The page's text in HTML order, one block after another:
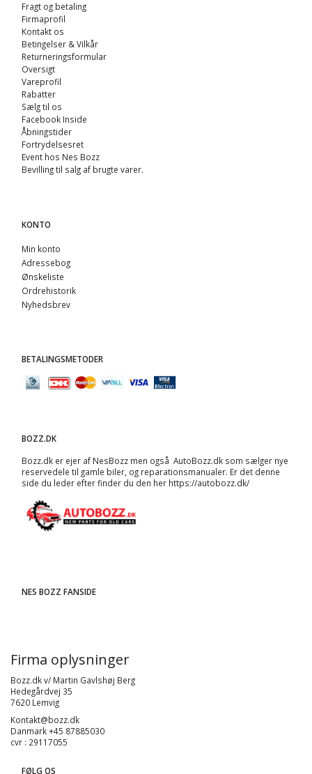
Fragt og betaling
Firmaprofil
Kontakt os
Betingelser & Vilkår
Returneringsformular
Oversigt
Vareprofil
Rabatter
Sælg til os
Facebook Inside
Åbningstider
Fortrydelsesret
Event hos Nes Bozz
Bevilling til salg af brugte varer.
KONTO
Min konto
Adressebog
Ønskeliste
Ordrehistorik
Nyhedsbrev
BETALINGSMETODER
BOZZ.DK
Bozz.dk er ejer af NesBozz men også AutoBozz.dk som sælger nye
reservedele til gamle biler, og reparationsmanualer. Er det denne
side du leder efter finder du den her https://autobozz.dk/
NES BOZZ FANSIDE
Firma oplysninger
Bozz.dk v/ Martin Gavlshøj Berg
Hedegårdvej 35
7620 Lemvig
Kontakt@bozz.dk
Danmark +45 87885030
cvr : 29117055
FØLG OS